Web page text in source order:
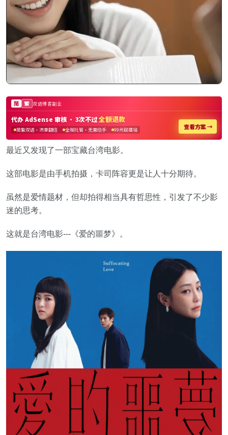
最近又发现了一部宝藏台湾电影。
这部电影是由手机拍摄，卡司阵容更是让人十分期待。
虽然是爱情题材，但却拍得相当具有哲思性，引发了不少影
迷的思考。
这就是台湾电影---《爱的噩梦》。